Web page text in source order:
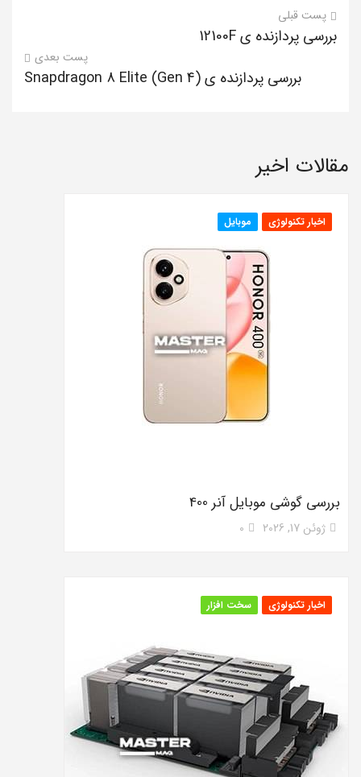
پست قبلی
بررسی پردازنده ی 12100F
پست بعدی
بررسی پردازنده ی Snapdragon 8 Elite (Gen 4)
مقالات اخیر
اخبار تکنولوژی موبایل
بررسی گوشی موبایل آنر 400
ژوئن 17, 2026 0
اخبار تکنولوژی سخت افزار